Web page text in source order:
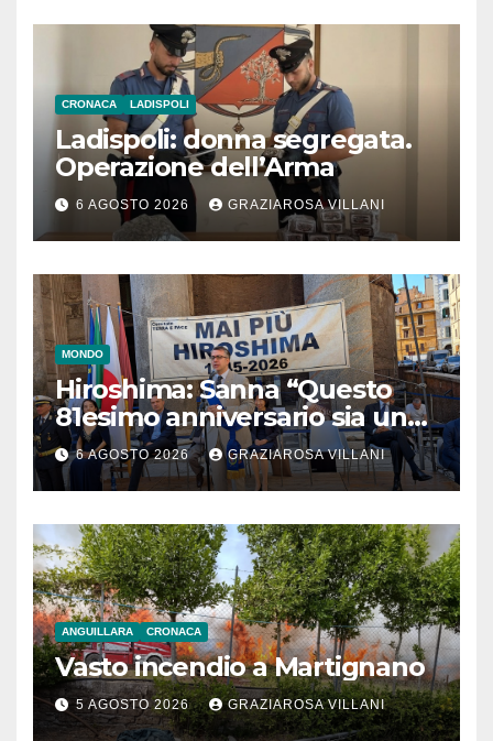
CRONACA LADISPOLI
Ladispoli: donna segregata.
Operazione dell’Arma
6 AGOSTO 2026 GRAZIAROSA VILLANI
MONDO
Hiroshima: Sanna “Questo
81esimo anniversario sia un
monito per tutti”
6 AGOSTO 2026 GRAZIAROSA VILLANI
ANGUILLARA CRONACA
Vasto incendio a Martignano
5 AGOSTO 2026 GRAZIAROSA VILLANI